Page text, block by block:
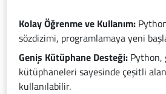
Kolay Öğrenme ve Kullanım:
sözdizimi, programlamaya yeni
Geniş Kütüphane Desteği: Python,
kütüphaneleri sayesinde çeşitli
kullanılabilir.